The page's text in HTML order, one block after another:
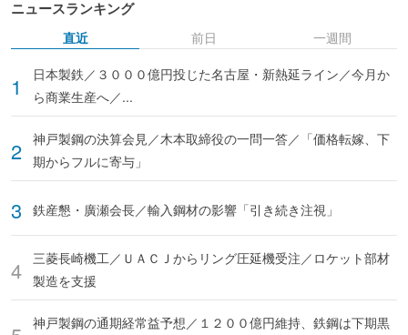
ニュースランキング
直近
日本製鉄／３０００億円投じた名古屋・新熱延ライン／今月か
ら商業生産へ／...
神戸製鋼の決算会見／木本取締役の一問一答／「価格転嫁、下
期からフルに寄与」
鉄産懇・廣瀬会長／輸入鋼材の影響「引き続き注視」
三菱長崎機工／ＵＡＣＪからリング圧延機受注／ロケット部材
製造を支援
神戸製鋼の通期経常益予想／１２００億円維持、鉄鋼は下期黒
前日 一週間